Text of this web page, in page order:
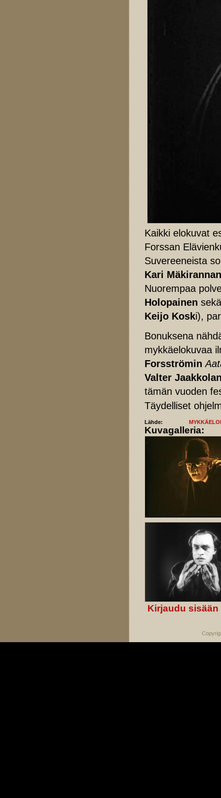
Kaikki elokuvat
Forssan
Suvereeneista
Kari Mäkirannan
Nuorempaa
Holopainen
Keijo Koski),
Bonuksena
mykkäelokuvaa
Forsströmin
Valter
tämän vuoden
Täydelliset
Lähde:
Kuvagalleria:
Kirjaudu sisään